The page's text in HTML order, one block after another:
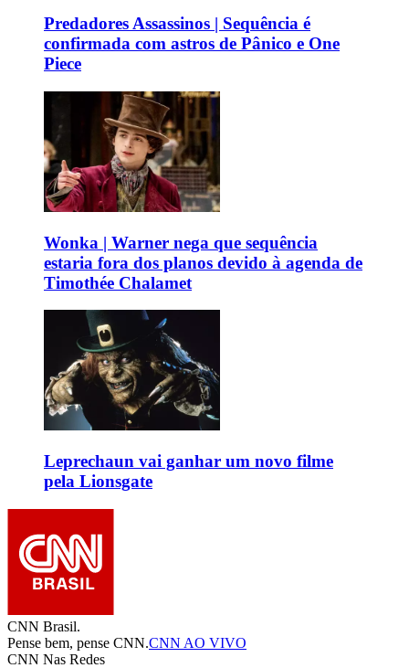
Predadores Assassinos | Sequência é
confirmada com astros de Pânico e One
Piece
Wonka | Warner nega que sequência
estaria fora dos planos devido à agenda de
Timothée Chalamet
Leprechaun vai ganhar um novo filme
pela Lionsgate
CNN Brasil.
Pense bem, pense CNN.CNN AO VIVO
CNN Nas Redes